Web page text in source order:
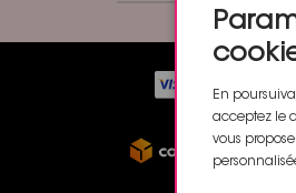
En
acceptez le
vous